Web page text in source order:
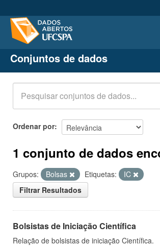
Conjuntos de dados
Organizações
Grupos
Sobre
Conjuntos de dados
Ordenar por
1 conjunto de dados
Grupos: Bolsas Etiquetas:
IC
Filtrar Resultados
Bolsistas de Iniciação Científica
Relação de bolsistas de iniciação Científica.